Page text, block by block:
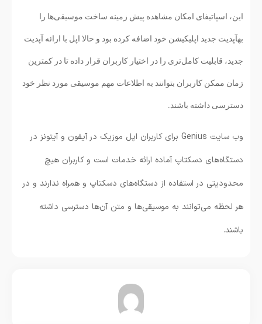
این، اسپاتیفای امکان مشاهده پیش زمینه ساخت موسیقی‌ها را
بهآپدیت جدید اپلیکیشن خود اضافه کرده بود و حالا اپل با ارائه آپدیت
جدید، قابلیت کامل‌تری را در اختیار کاربران قرار داده تا در کمترین
زمان ممکن کاربران بتوانند به اطلاعات مهم موسیقی مورد نظر خود
دسترسی داشته باشند.
وب سایت Genius برای کاربران اپل موزیک در آیفون و آیتونز در
دستگاه‌های دسکتاپ آماده ارائه خدمات است و کاربران هیچ
محدودیتی در استفاده از دستگاه‌های دسکتاپ و همراه ندارند و در
هر لحظه می‌توانند به موسیقی‌ها و متن آن‌ها دسترسی داشته
باشند.